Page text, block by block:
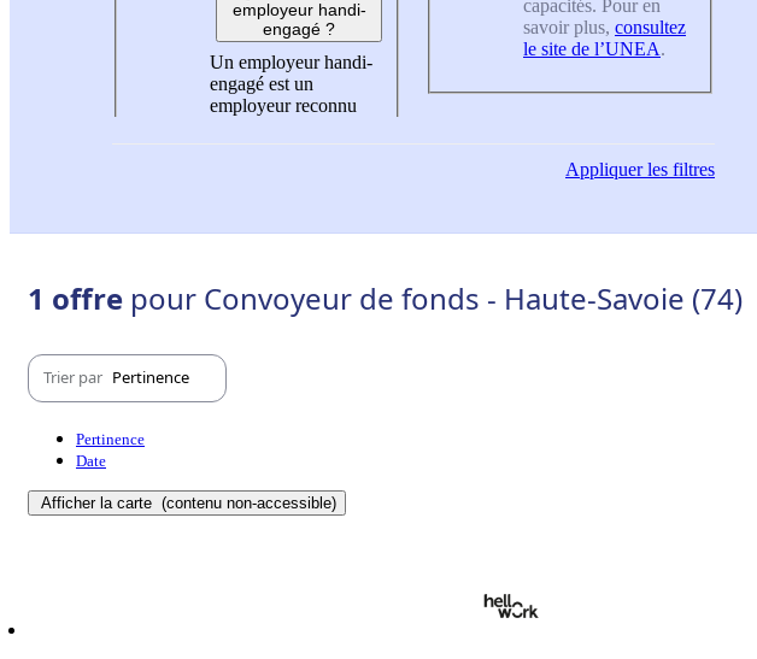
employeur handi-
engagé ?
Un employeur handi-
engagé est un
employeur reconnu
capacités. Pour en
savoir plus, consultez
le site de l’UNEA.
Appliquerles filtres
1 offre pour Convoyeur de fonds - Haute-Savoie (74)
Trier par Pertinence
Pertinence
Date
Afficher la carte (contenu non-accessible)